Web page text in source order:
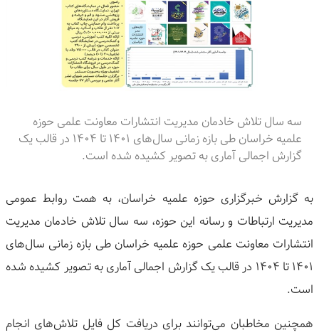
سه سال تلاش خادمان مدیریت انتشارات معاونت علمی حوزه
علمیه خراسان طی بازه زمانی سال‌های ۱۴۰۱ تا ۱۴۰۴ در قالب یک
گزارش اجمالی آماری به تصویر کشیده شده است.
به گزارش خبرگزاری حوزه علمیه خراسان، به همت روابط عمومی
مدیریت ارتباطات و رسانه این حوزه، سه سال تلاش خادمان مدیریت
انتشارات معاونت علمی حوزه علمیه خراسان طی بازه زمانی سال‌های
۱۴۰۱ تا ۱۴۰۴ در قالب یک گزارش اجمالی آماری به تصویر کشیده شده
است.
همچنین مخاطبان می‌توانند برای دریافت کل فایل تلاش‌های انجام